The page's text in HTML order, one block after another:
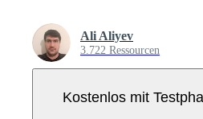
Ali Aliyev
3.722 Ressourcen
Kostenlos mit